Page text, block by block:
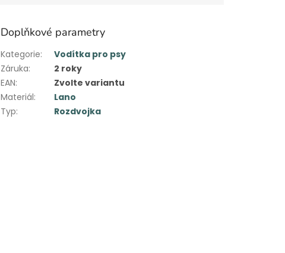
Doplňkové parametry
Kategorie:
Vodítka pro psy
Záruka:
2 roky
EAN:
Zvolte variantu
Materiál:
Lano
Typ: Rozdvojka